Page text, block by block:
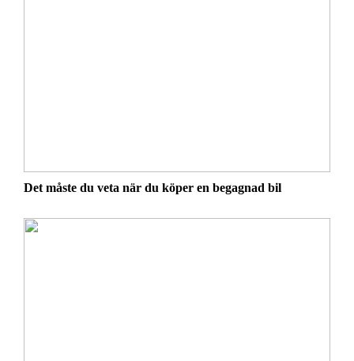
Det måste du veta när du köper en begagnad bil